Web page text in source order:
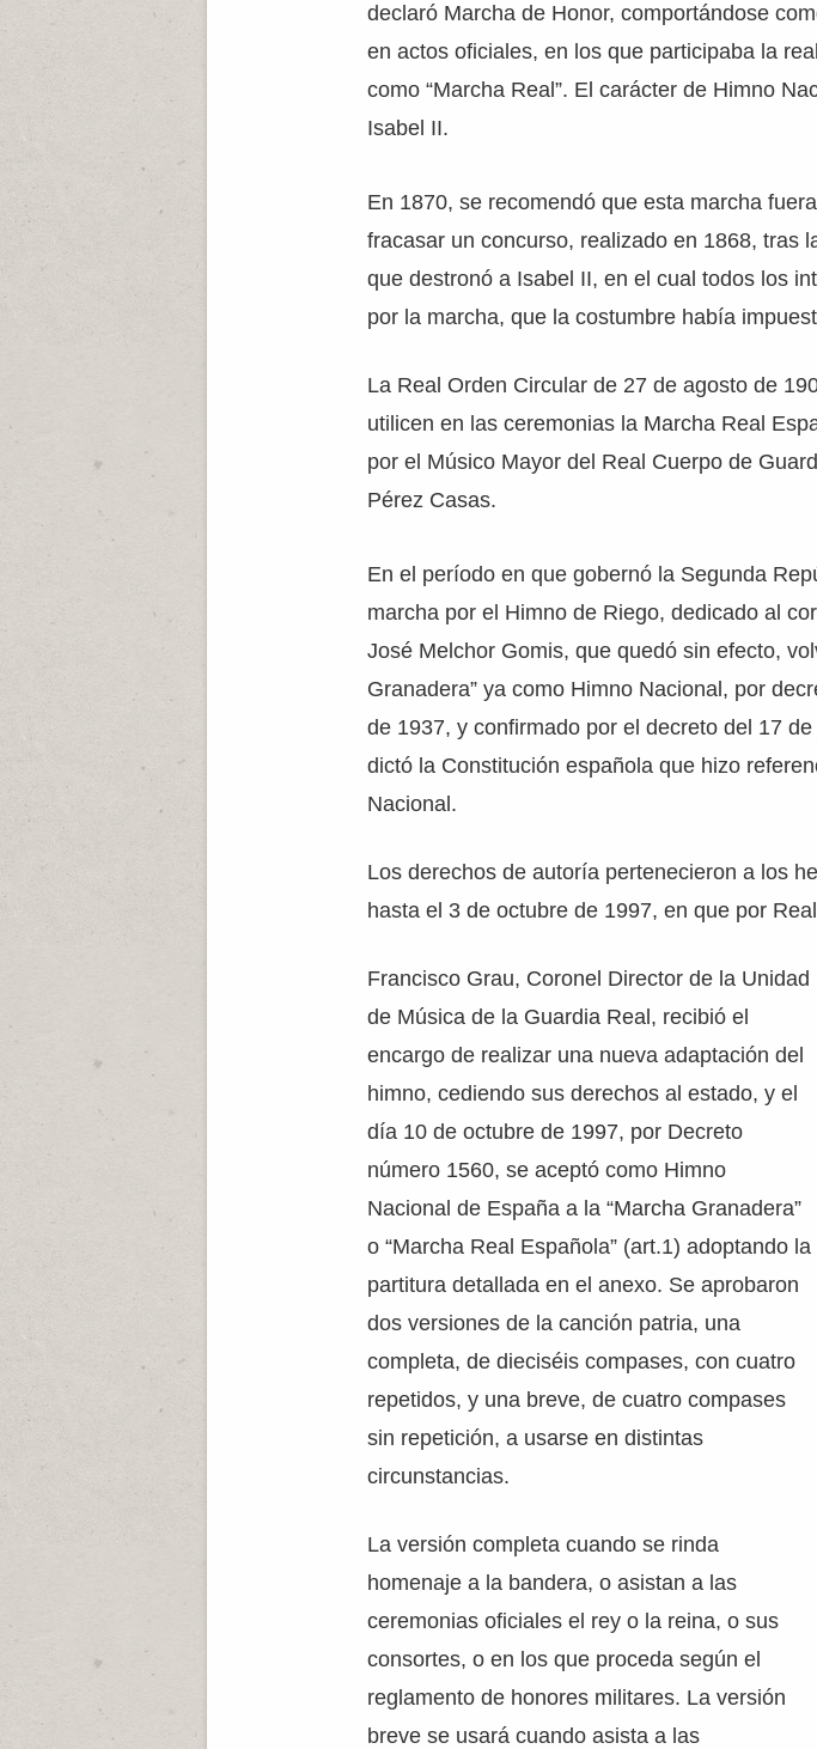
declaró Marcha de Honor, comportándose
en actos oficiales, en los que participaba la
como “Marcha Real”. El carácter de Himno
Isabel II.
En 1870, se recomendó que esta marcha
fracasar un concurso, realizado en 1868, tras
que destronó a Isabel II, en el cual todos los
por la marcha, que la costumbre había
La Real Orden Circular de 27 de agosto de
utilicen en las ceremonias la Marcha Real
por el Músico Mayor del Real Cuerpo de
Pérez Casas.
En el período en que gobernó la Segunda
marcha por el Himno de Riego, dedicado al
José Melchor Gomis, que quedó sin efecto,
Granadera” ya como Himno Nacional, por
de 1937, y confirmado por el decreto del 17
dictó la Constitución española que hizo
Nacional.
Los derechos de autoría pertenecieron a los
hasta el 3 de octubre de 1997, en que por
Francisco Grau, Coronel Director de la Unidad
de Música de la Guardia Real, recibió el
encargo de realizar una nueva adaptación del
himno, cediendo sus derechos al estado, y el
día 10 de octubre de 1997, por Decreto
número 1560, se aceptó como Himno
Nacional de España a la “Marcha Granadera”
o “Marcha Real Española” (art.1) adoptando la
partitura detallada en el anexo. Se aprobaron
dos versiones de la canción patria, una
completa, de dieciséis compases, con cuatro
repetidos, y una breve, de cuatro compases
sin repetición, a usarse en distintas
circunstancias.
La versión completa cuando se rinda
homenaje a la bandera, o asistan a las
ceremonias oficiales el rey o la reina, o sus
consortes, o en los que proceda según el
reglamento de honores militares. La versión
breve se usará cuando asista a las